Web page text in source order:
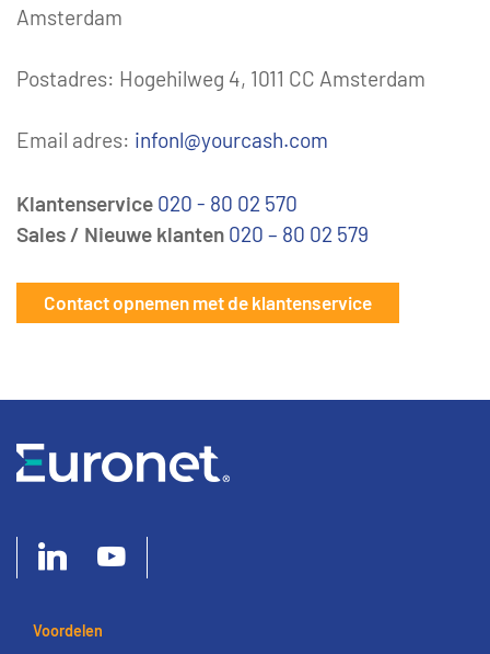
Amsterdam
Postadres: Hogehilweg 4, 1011 CC Amsterdam
Email adres: infonl@yourcash.com
Klantenservice 020 - 80 02 570
Sales / Nieuwe klanten 020 – 80 02 579
Contact opnemen met de klantenservice
Voordelen